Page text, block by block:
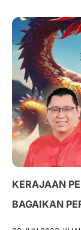
KERAJAAN
BAGAIKAN